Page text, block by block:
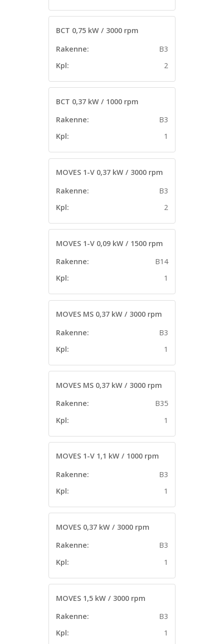
BCT 0,75 kW / 3000 rpm
Rakenne:
B3
Kpl:
2
BCT 0,37 kW / 1000 rpm
Rakenne:
B3
Kpl:
1
MOVES 1-V 0,37 kW / 3000 rpm
Rakenne:
B3
Kpl:
2
MOVES 1-V 0,09 kW / 1500 rpm
Rakenne:
B14
Kpl:
1
MOVES MS 0,37 kW / 3000 rpm
Rakenne:
B3
Kpl:
1
MOVES MS 0,37 kW / 3000 rpm
Rakenne:
B35
Kpl:
1
MOVES 1-V 1,1 kW / 1000 rpm
Rakenne:
B3
Kpl:
1
MOVES 0,37 kW / 3000 rpm
Rakenne:
B3
Kpl:
1
MOVES 1,5 kW / 3000 rpm
Rakenne:
B3
Kpl:
1